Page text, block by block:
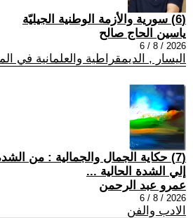
(6) سورية والأزمة الوطنية الجيليّة
ياسين الحاج صالح
2026 / 8 / 6
اليسار , الديمقراطية والعلمانية في
(7) حكاية الجمال والجمالية : من
إلي الشدة الحالية ...
عمرو عبد الرحمن
2026 / 8 / 6
الادب والفن